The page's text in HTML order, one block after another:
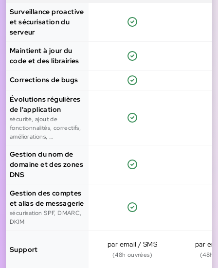
Surveillance proactive
et sécurisation du
serveur
Maintient à jour du
code et des librairies
Corrections de bugs
Évolutions régulières
de l'application
sécurité, ajout de
fonctionnalités, correctifs,
améliorations, …
Gestion du nom de
domaine et des zones
DNS
Gestion des comptes
et alias de messagerie
sécurisation SPF, DMARC,
DKIM
Support
par email / SMS
(48h ouvrées)
par
(48h